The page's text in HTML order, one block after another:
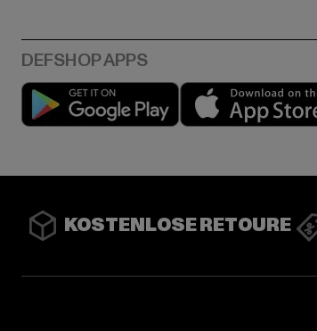
Play market
KOSTENLOSE RETOURE